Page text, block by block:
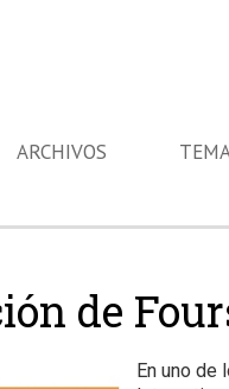
ARCHIVOS
de
En uno de